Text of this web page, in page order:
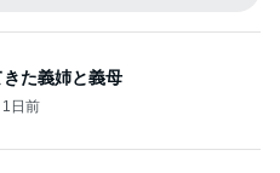
きた義姉と義母
1日前